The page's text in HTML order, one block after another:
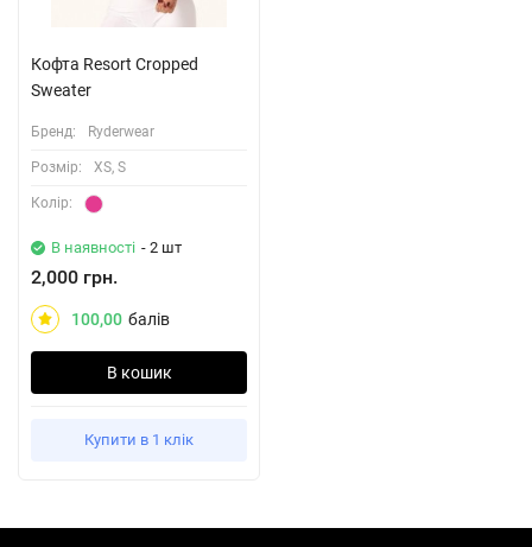
Кофта Resort Cropped
Sweater
Бренд: Ryderwear
Розмiр: XS, S
Колiр:
В наявності - 2 шт
2,000 грн.
100,00 балів
В кошик
Купити в 1 клік